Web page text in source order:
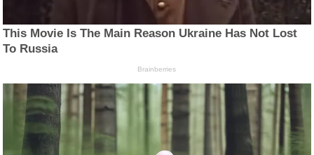
This Movie Is The Main Reason Ukraine Has Not Lost
To Russia
Brainberries